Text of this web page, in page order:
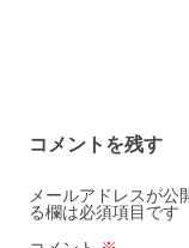
ゲ
ー
シ
コメントを残す
メールアドレスが公
る欄は必須項目です